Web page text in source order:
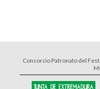
Consorcio Patronato del